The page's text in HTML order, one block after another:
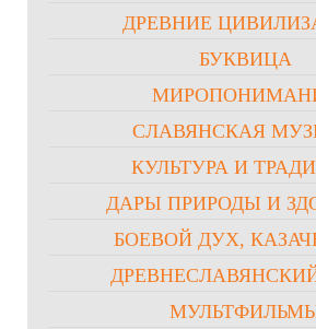
ДРЕВНИЕ
БУКВИЦА
СЛАВЯНСКАЯ
КУЛЬТУРА И
ДАРЫ ПРИРОДЫ И
БОЕВОЙ ДУХ,